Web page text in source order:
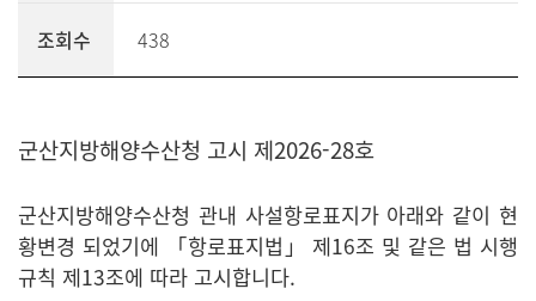
조회수 438
군산지방해양수산청 고시 제2026-28호
군산지방해양수산청 관내 사설항로표지가 아래와 같이 현
황변경 되었기에 「항로표지법」 제16조 및 같은 법 시행
규칙 제13조에 따라 고시합니다.